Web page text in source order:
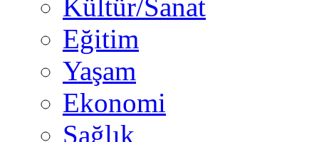
Kültür/Sanat
Eğitim
Yaşam
Ekonomi
Sağlık